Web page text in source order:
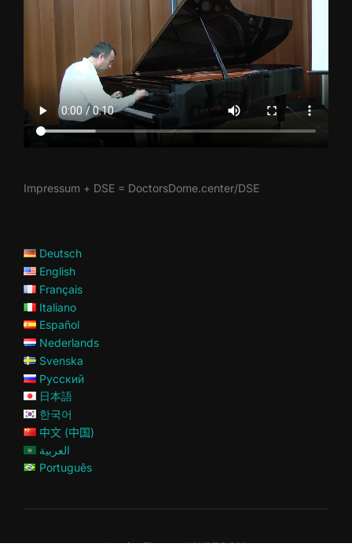
Impressum + DSE = DoctorsDome.center/DSE
Deutsch
English
Français
Italiano
Español
Nederlands
Svenska
Русский
日本語
한국어
中文 (中国)
العربية
Português